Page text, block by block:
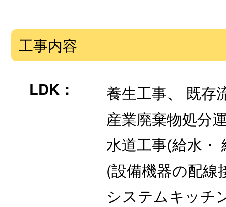
工事内容
LDK：
養生工事、 既存
産業廃棄物処分
水道工事(給水・
(設備機器の配線
システムキッチ